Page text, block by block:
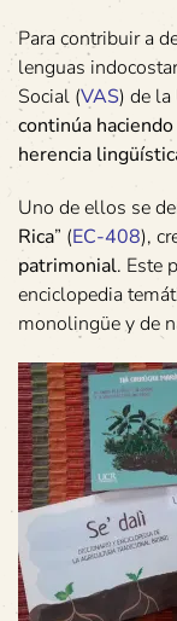
Para contribuir a
lenguas
Social (VAS) de la
continúa
herencia
Uno de ellos se
Rica” (EC-408),
patrimonial. Este
enciclopedia
monolingüe y de